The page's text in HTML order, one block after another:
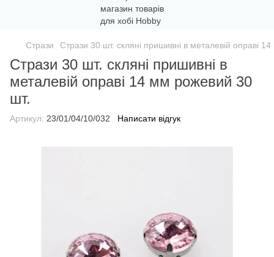
Стрази Стрази 30 шт. скляні пришивні в металевій оправі
Стрази 30 шт. скляні пришивні в
металевій оправі 14 мм рожевий 30
шт.
Артикул: 23/01/04/10/032 Написати відгук